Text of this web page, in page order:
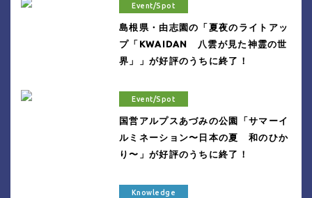
Event/Spot
島根県・由志園の「夏夜のライトアッ
プ「KWAIDAN 八雲が見た神霊の世
界」」が好評のうちに終了！
Event/Spot
国営アルプスあづみの公園「サマーイ
ルミネーション〜日本の夏 和のひか
り〜」が好評のうちに終了！
Knowledge